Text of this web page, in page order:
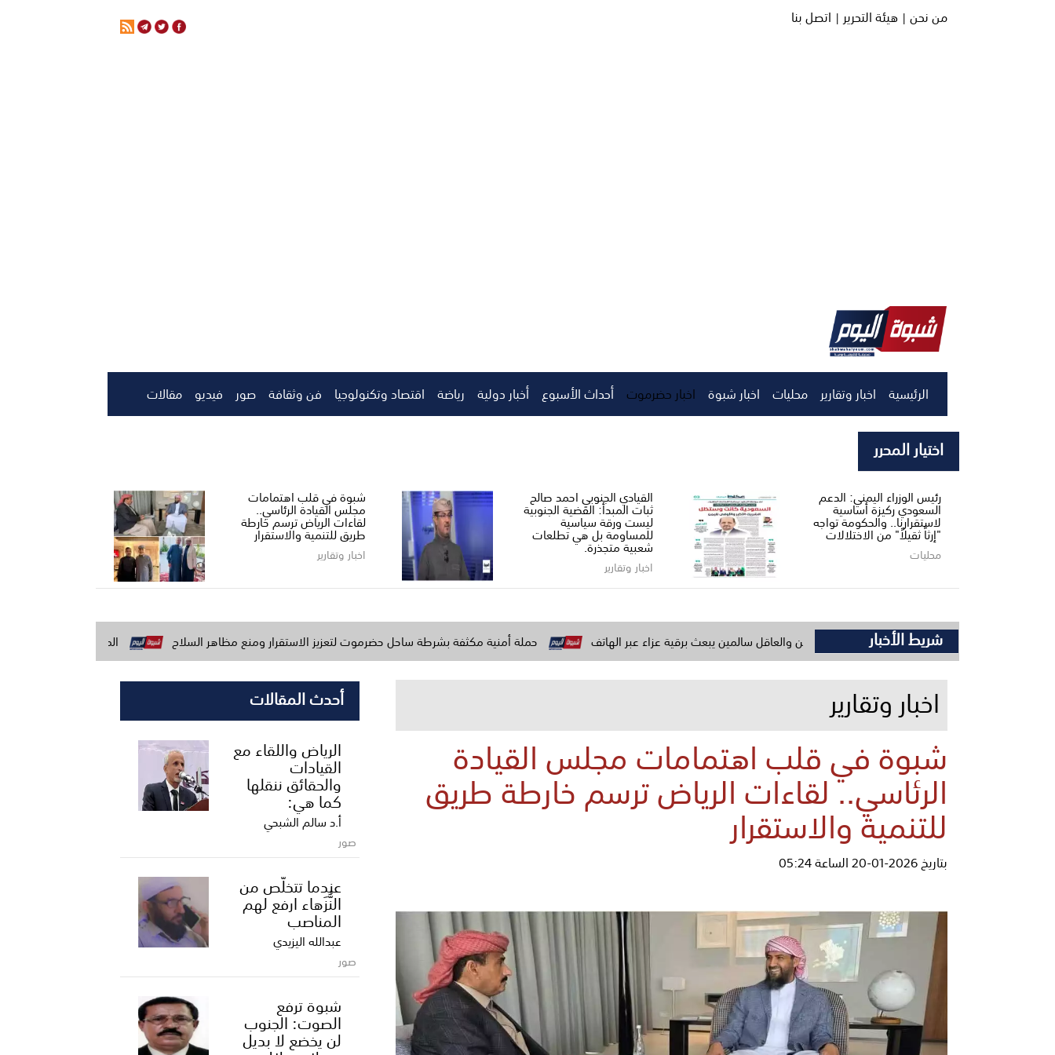
من نحن | هيئة التحرير | اتصل بنا
الرئيسية اخبار وتقارير محليات اخبار شبوة اخبار حضرموت أحداث الأسبوع أخبار دولية رياضة اقتصاد وتكنولوجيا فن وثقافة صور فيديو مقالات
اختيار المحرر
رئيس الوزراء اليمني: الدعم
السعودي ركيزة أساسية
لاستقرارنا.. والحكومة تواجه
"إرثاً ثقيلاً" من الاختلالات
محليات
القيادي الجنوبي احمد صالح ​
ثبات المبدأ: القضية الجنوبية
ليست ورقة سياسية
للمساومة بل هي تطلعات
شعبية متجذرة.
اخبار وتقارير
شبوة في قلب اهتمامات
مجلس القيادة الرئاسي..
لقاءات الرياض ترسم خارطة
طريق للتنمية والاستقرار
اخبار وتقارير
شريط الأخبار
يصل الحوطة يعزي بوفاة بن ياسين والعاقل سالمين يبعث برقية عزاء عبر الهاتف حملة أمنية مكثفة بشرطة ساحل حضرموت لتعزيز الاستقرار ومنع مظاهر السلاح المنطقة العسكرية الأولى تؤكد
اخبار وتقارير
شبوة في قلب اهتمامات مجلس القيادة
الرئاسي.. لقاءات الرياض ترسم خارطة طريق
للتنمية والاستقرار
بتاريخ 2026-01-20 الساعة 05:24
أحدث المقالات
الرياض واللقاء مع
القيادات
والحقائق ننقلها
كما هي:
أ.د سالم الشبحي
صور
عندما تتخلّص من
النُّزَهاء ارفع لهم
المناصب
عبدالله اليزيدي
صور
شبوة ترفع
الصوت: الجنوب
لن يخضع لا بديل